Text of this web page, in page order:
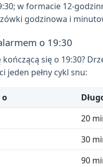
w formacie 12-
godzinowa i
o 19:30
się o 19:30?
jeden pełny cykl snu:
o
20
30
90